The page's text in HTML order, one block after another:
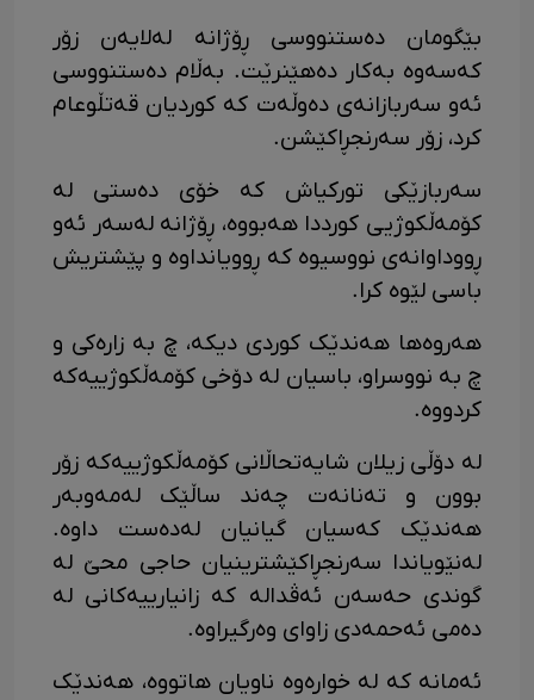
بێگومان دەستنووسی ڕۆژانە لەلایەن زۆر
کەسەوە بەکار دەهێنرێت. بەڵام دەستنووسی
ئەو سەربازانەی دەوڵەت کە کوردیان قەتڵوعام
کرد، زۆر سەرنجڕاکێشن.
سەربازێکی تورکیاش کە خۆی دەستی لە
کۆمەڵکوژیی کورددا هەبووە، ڕۆژانە لەسەر ئەو
ڕووداوانەی نووسیوە کە ڕوویانداوە و پێشتریش
باسی لێوە کرا.
هەروەها هەندێک کوردی دیکە، چ بە زارەکی و
چ بە نووسراو، باسیان لە دۆخی کۆمەڵکوژییەکە
کردووە.
لە دۆڵی زیلان شایەتحاڵانی کۆمەڵکوژییەکە زۆر
بوون و تەنانەت چەند ساڵێک لەمەوبەر
هەندێک کەسیان گیانیان لەدەست داوە.
لەنێویاندا سەرنجڕاکێشترینیان حاجی محێ لە
گوندی حەسەن ئەڤدالە کە زانیارییەکانی لە
دەمی ئەحمەدی زاوای وەرگیراوە.
ئەمانە کە لە خوارەوە ناویان هاتووە، هەندێک